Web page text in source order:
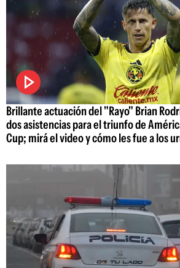
Brillante actuación del "Rayo" Brian
dos asistencias para el triunfo de
Cup; mirá el video y cómo les fue a los